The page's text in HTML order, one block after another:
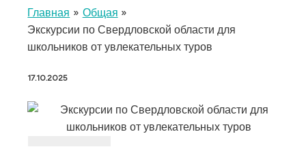
Главная
Общая
Экскурсии по Свердловской области для
школьников от увлекательных туров
17.10.2025